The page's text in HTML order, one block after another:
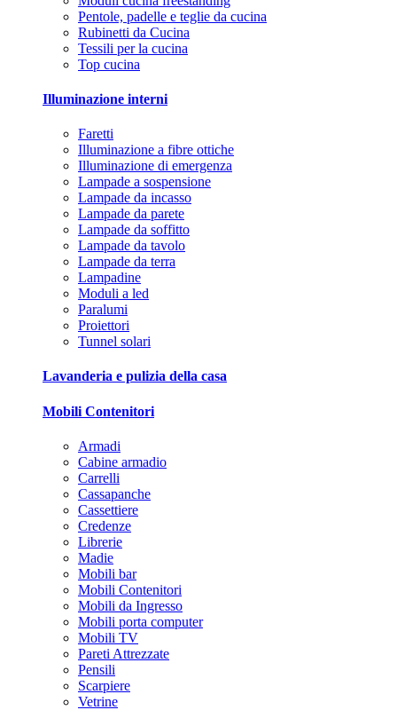
Pentole, padelle e teglie da cucina
Rubinetti da Cucina
Tessili per la cucina
Top cucina
Illuminazione interni
Faretti
Illuminazione a fibre ottiche
Illuminazione di emergenza
Lampade a sospensione
Lampade da incasso
Lampade da parete
Lampade da soffitto
Lampade da tavolo
Lampade da terra
Lampadine
Moduli a led
Paralumi
Proiettori
Tunnel solari
Lavanderia e pulizia della casa
Mobili Contenitori
Armadi
Cabine armadio
Carrelli
Cassapanche
Cassettiere
Credenze
Librerie
Madie
Mobili bar
Mobili Contenitori
Mobili da Ingresso
Mobili porta computer
Mobili TV
Pareti Attrezzate
Pensili
Scarpiere
Vetrine